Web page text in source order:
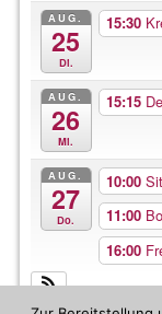
AUG.
25
Di.
15:30
AUG.
26
Mi.
15:15
AUG.
27
Do.
10:00
11:00
16:00